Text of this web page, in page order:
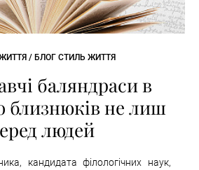
/ БЛОГ СТИЛЬ ЖИТТЯ
баляндраси в
близнюків не лиш
людей
кандидата філологічних наук,